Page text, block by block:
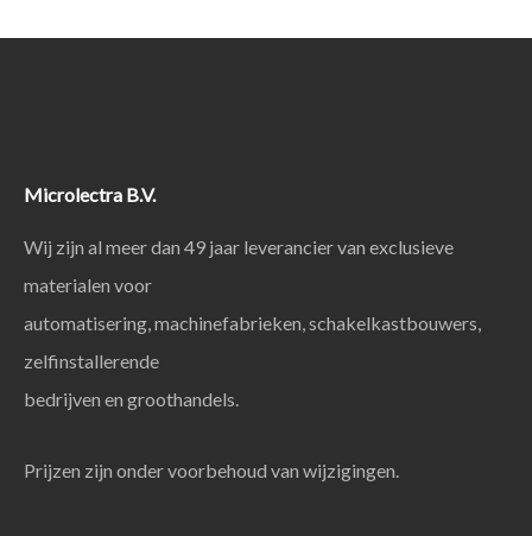
Microlectra B.V.
Wij zijn al meer dan 49 jaar leverancier van exclusieve
materialen voor
automatisering, machinefabrieken, schakelkastbouwers,
zelfinstallerende
bedrijven en groothandels.
Prijzen zijn onder voorbehoud van wijzigingen.